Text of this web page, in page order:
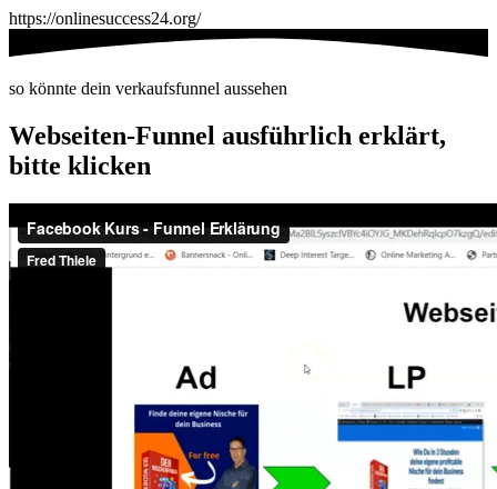
https://onlinesuccess24.org/
so könnte dein verkaufsfunnel aussehen
Webseiten-Funnel ausführlich erklärt,
bitte klicken